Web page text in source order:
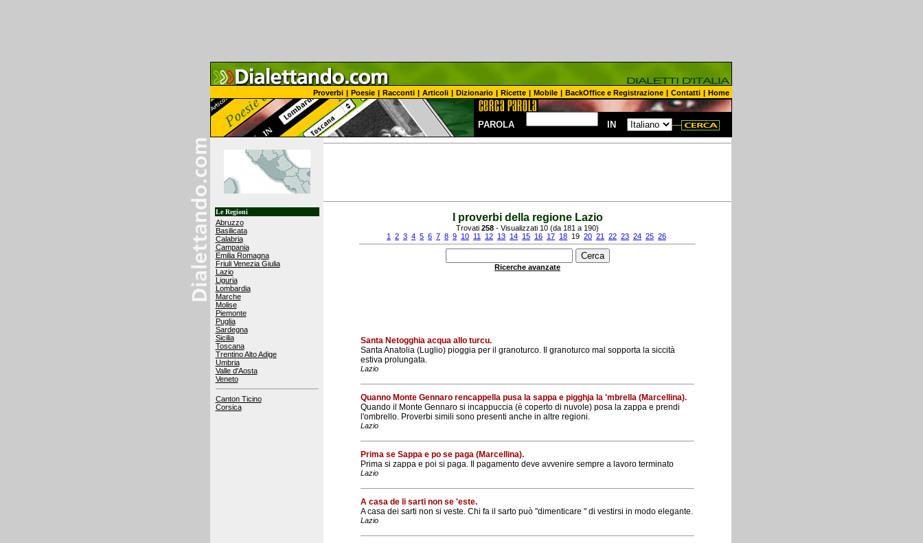
Proverbi | Poesie | Racconti | Articoli | Dizionario | Ricette | Mobile | BackOffice e Registrazione | Contatti | Home
PAROLA IN
Le Regioni
Abruzzo
Basilicata
Calabria
Campania
Emilia Romagna
Friuli Venezia Giulia
Lazio
Liguria
Lombardia
Marche
Molise
Piemonte
Puglia
Sardegna
Sicilia
Toscana
Trentino Alto Adige
Umbria
Valle d'Aosta
Veneto
Canton Ticino
Corsica
I proverbi della regione Lazio
Trovati 258 - Visualizzati 10 (da 181 a 190)
1
2 3 4 5 6 7 8 9 10 11 12 13 14 15 16 17 18 19 20 21 22 23 24 25 26
Ricerche avanzate
Santa Netogghia acqua allo turcu.
Santa Anatolia (Luglio) pioggia per il granoturco. Il granoturco mal sopporta la siccità
estiva prolungata.
Lazio
Quanno Monte Gennaro rencappella pusa la sappa e pigghja la 'mbrella (Marcellina).
Quando il Monte Gennaro si incappuccia (è coperto di nuvole) posa la zappa e prendi
l'ombrello. Proverbi simili sono presenti anche in altre regioni.
Lazio
Prima se Sappa e po se paga (Marcellina).
Prima si zappa e poi si paga. Il pagamento deve avvenire sempre a lavoro terminato
Lazio
A casa de li sarti non se 'este.
A casa dei sarti non si veste. Chi fa il sarto può "dimenticare " di vestirsi in modo elegante.
Lazio